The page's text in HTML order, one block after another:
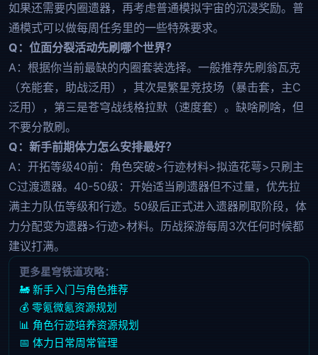
如果还需要内圈遗器，再考虑普通模拟宇宙的沉浸奖励。普
通模式可以做每周任务里的一些特殊要求。
Q：位面分裂活动先刷哪个世界？
A：根据你当前最缺的内圈套装选择。一般推荐先刷翁瓦克
（充能套，助战泛用），其次是繁星竞技场（暴击套，主C
泛用），第三是苍穹战线格拉默（速度套）。缺啥刷啥，但
不要分散刷。
Q：新手前期体力怎么安排最好？
A：开拓等级40前：角色突破>行迹材料>拟造花萼>只刷主
C过渡遗器。40-50级：开始适当刷遗器但不过量，优先拉
满主力队伍等级和行迹。50级后正式进入遗器刷取阶段，体
力分配变为遗器>行迹>材料。历战探游每周3次任何时候都
建议打满。
更多星穹铁道攻略：
🚂 新手入门与角色推荐
💰 零氪微氪资源规划
📊 角色行迹培养资源规划
📅 体力日常周常管理